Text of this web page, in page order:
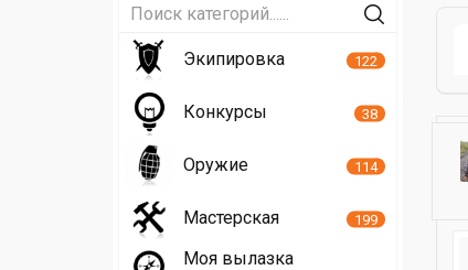
Экипировка 122
Конкурсы 38
Оружие 114
Мастерская 199
Моя вылазка